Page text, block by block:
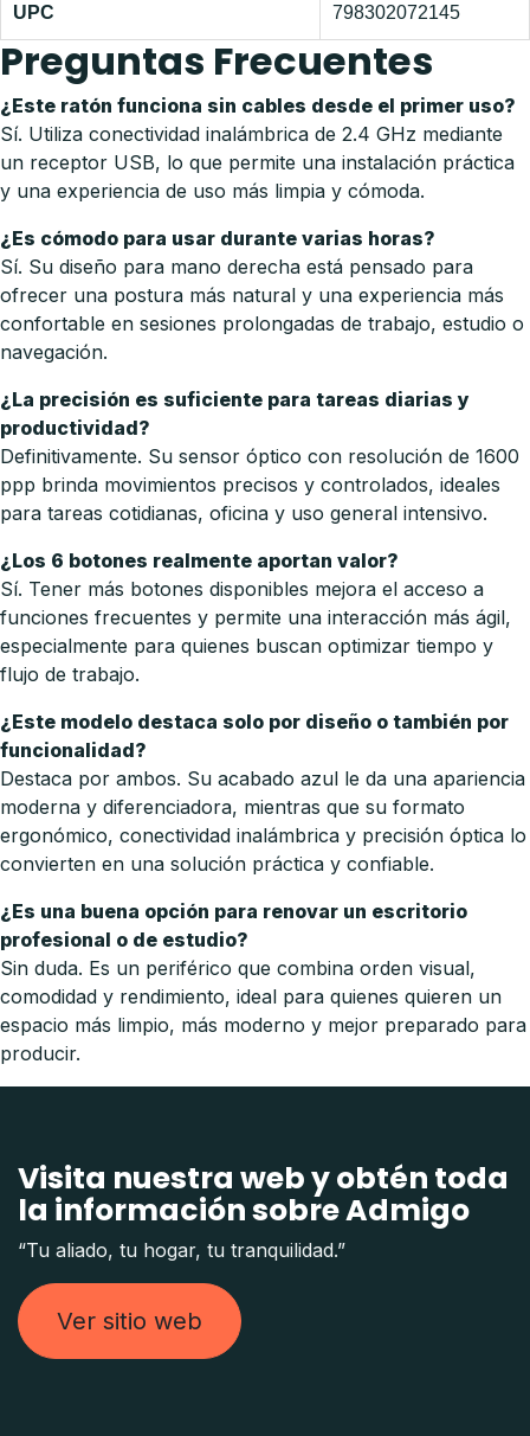
UPC 798302072145
Preguntas Frecuentes
¿Este ratón funciona sin cables desde el primer uso?
Sí. Utiliza conectividad inalámbrica de 2.4 GHz mediante
un receptor USB, lo que permite una instalación práctica
y una experiencia de uso más limpia y cómoda.
¿Es cómodo para usar durante varias horas?
Sí. Su diseño para mano derecha está pensado para
ofrecer una postura más natural y una experiencia más
confortable en sesiones prolongadas de trabajo, estudio o
navegación.
¿La precisión es suficiente para tareas diarias y
productividad?
Definitivamente. Su sensor óptico con resolución de 1600
ppp brinda movimientos precisos y controlados, ideales
para tareas cotidianas, oficina y uso general intensivo.
¿Los 6 botones realmente aportan valor?
Sí. Tener más botones disponibles mejora el acceso a
funciones frecuentes y permite una interacción más ágil,
especialmente para quienes buscan optimizar tiempo y
flujo de trabajo.
¿Este modelo destaca solo por diseño o también por
funcionalidad?
Destaca por ambos. Su acabado azul le da una apariencia
moderna y diferenciadora, mientras que su formato
ergonómico, conectividad inalámbrica y precisión óptica lo
convierten en una solución práctica y confiable.
¿Es una buena opción para renovar un escritorio
profesional o de estudio?
Sin duda. Es un periférico que combina orden visual,
comodidad y rendimiento, ideal para quienes quieren un
espacio más limpio, más moderno y mejor preparado para
producir.
Visita nuestra web y obtén toda
la información sobre Admigo
“Tu aliado, tu hogar, tu tranquilidad.”
Ver sitio web